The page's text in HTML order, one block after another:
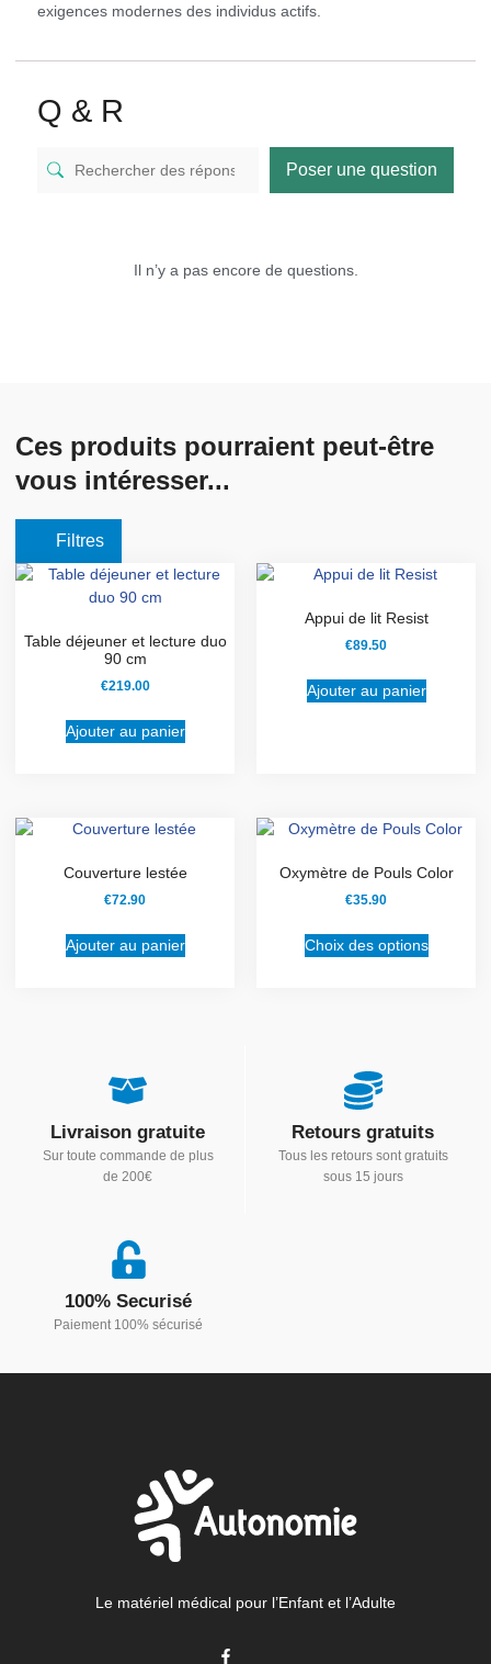
exigences modernes des individus actifs.
Q & R
Poser une question
Il n’y a pas encore de questions.
Ces produits pourraient peut-être
vous intéresser...
Filtres
Table déjeuner et lecture duo
90 cm
€219.00
Ajouter au panier
Appui de lit Resist
€89.50
Ajouter au panier
Couverture lestée
€72.90
Ajouter au panier
Oxymètre de Pouls Color
€35.90
Choix des options
Livraison gratuite
Sur toute commande de plus
de 200€
Retours gratuits
Tous les retours sont gratuits
sous 15 jours
100% Securisé
Paiement 100% sécurisé
Le matériel médical pour l’Enfant et l’Adulte